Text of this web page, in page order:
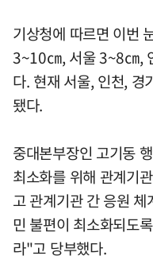
기상청에 따르면 이번
3~10㎝, 서울 3~8㎝,
다. 현재 서울, 인천, 경
됐다.
중대본부장인 고기동
최소화를 위해 관계기
고 관계기관 간 응원
민 불편이 최소화되도
라"고 당부했다.